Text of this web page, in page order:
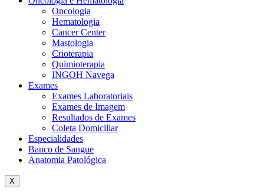
Oncologia
Hematologia
Cancer Center
Mastologia
Crioterapia
Quimioterapia
INGOH Navega
Exames
Exames Laboratoriais
Exames de Imagem
Resultados de Exames
Coleta Domiciliar
Especialidades
Banco de Sangue
Anatomia Patológica
X